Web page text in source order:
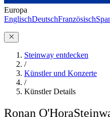
Europa
EnglischDeutschFranzösisch
Steinway entdecken
/
Künstler und Konzerte
/
Künstler Details
Ronan O'Hora